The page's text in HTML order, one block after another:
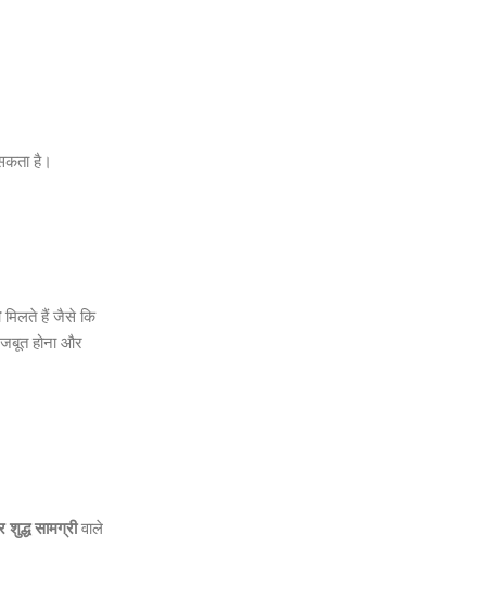
है।
मिलते हैं जैसे कि
होना और
सामग्रीवाले